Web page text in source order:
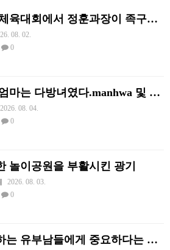
군대 체육대회에서 정훈과장이 족구한 썰
08. 02.
0
우리 엄마는 다방녀였다.manhwa 및 후기
2026. 08. 04.
0
놀이공원을 부활시킨 광기
2026. 08. 03.
0
운전하는 유부남들에게 중요하다는 조수석 매너